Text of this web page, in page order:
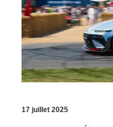
17 juillet 2025